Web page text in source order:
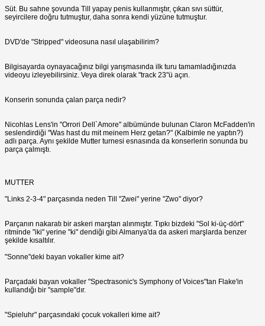
Süt. Bu sahne şovunda Till yapay penis kullanmıştır, çıkan sıvı süttür,
seyircilere doğru tutmuştur, daha sonra kendi yüzüne tutmuştur.
DVD'de "Stripped" videosuna nasıl ulaşabilirim?
Bilgisayarda oynayacağınız bilgi yarışmasında ilk turu tamamladığınızda
videoyu izleyebilirsiniz. Veya direk olarak "track 23"ü açın.
Konserin sonunda çalan parça nedir?
Nicohlas Lens'in "Orrori Dell`Amore" albümünde bulunan Claron McFadden'in
seslendirdiği "Was hast du mit meinem Herz getan?" (Kalbimle ne yaptın?)
adlı parça. Aynı şekilde Mutter turnesi esnasında da konserlerin sonunda bu
parça çalmıştı.
MUTTER
"Links 2-3-4" parçasında neden Till "Zwei" yerine "Zwo" diyor?
Parçanın nakaratı bir askeri marştan alınmıştır. Tıpkı bizdeki "Sol ki-üç-dört"
ritminde "iki" yerine "ki" dendiği gibi Almanya'da da askeri marşlarda benzer
şekilde kısaltılır.
"Sonne"deki bayan vokaller kime ait?
Parçadaki bayan vokaller "Spectrasonic's Symphony of Voices"tan Flake'in
kullandığı bir "sample"dır.
"Spieluhr" parçasındaki çocuk vokalleri kime ait?